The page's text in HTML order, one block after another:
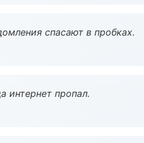
спасают в пробках.
интернет пропал.